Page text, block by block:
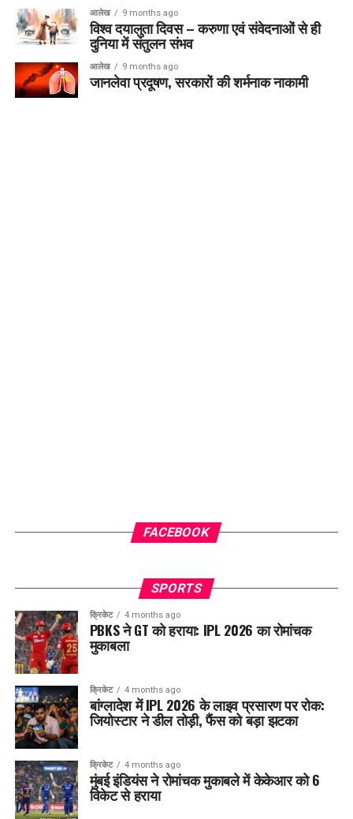
आलेख 9 months ago
विश्व दयालुता दिवस – करुणा एवं संवेदनाओं से ही
दुनिया में संतुलन संभव
आलेख 9 months ago
जानलेवा प्रदूषण, सरकारों की शर्मनाक नाकामी
FACEBOOK
SPORTS
क्रिकेट 4 months ago
PBKS ने GT को हराया: IPL 2026 का रोमांचक
मुकाबला
क्रिकेट 4 months ago
बांग्लादेश में IPL 2026 के लाइव प्रसारण पर रोक:
जियोस्टार ने डील तोड़ी, फैंस को बड़ा झटका
क्रिकेट 4 months ago
मुंबई इंडियंस ने रोमांचक मुकाबले में केकेआर को 6
विकेट से हराया